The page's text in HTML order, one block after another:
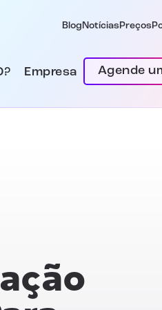
Blog Notícias Preços
Empresa Agende